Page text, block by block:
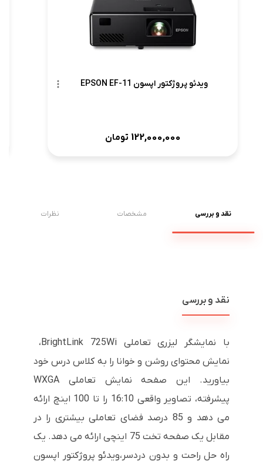
ویدئو پروژکتور اپسون EPSON EF-11
122,000,000 تومان
نقد و بررسی مشخصات نظرات
نقد و بررسی
با نمایشگر لیزری تعاملی BrightLink 725Wi،
نمایش محتوای روشن و خوانا را به کلاس درس خود
بیاورید. این صفحه نمایش تعاملی WXGA
پیشرفته، تصاویر واقعی 16:10 را تا 100 اینچ ارائه
می دهد و 85 درصد فضای تعاملی بیشتری را در
مقابل یک صفحه تخت 75 اینچی ارائه می دهد. یک
راه حل راحت و بدون دردسر،ویدئو پروژکتور اپسون